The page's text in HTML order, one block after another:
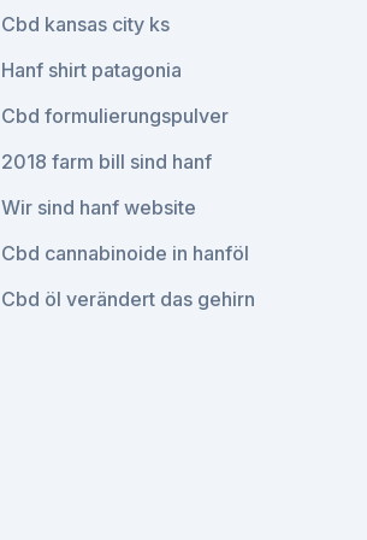
Cbd kansas city ks
Hanf shirt patagonia
Cbd formulierungspulver
2018 farm bill sind hanf
Wir sind hanf website
Cbd cannabinoide in hanföl
Cbd öl verändert das gehirn